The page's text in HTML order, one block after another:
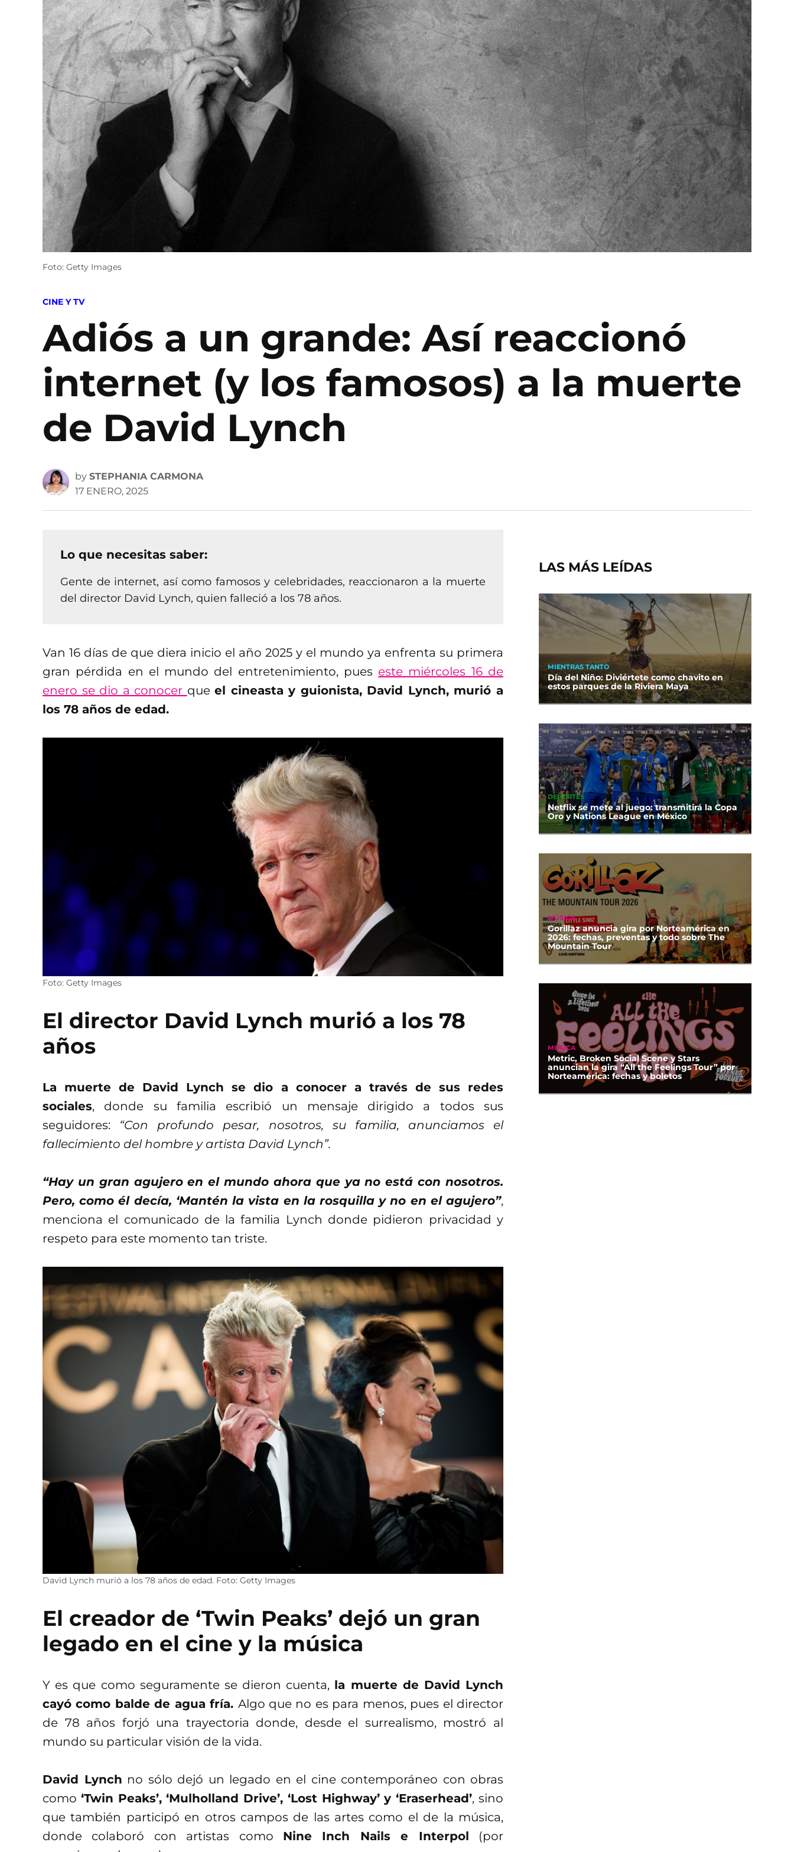
Foto: Getty Images
POSTED
CINE Y TV
Adiós a un grande: Así reaccionó
internet (y los famosos) a la muerte
de David Lynch
by STEPHANIA CARMONA
17 ENERO, 2025
Lo que necesitas saber:
Gente de internet, así como famosos y celebridades, reaccionaron a la muerte
del director David Lynch, quien falleció a los 78 años.
Van 16 días de que diera inicio el año 2025 y el mundo ya enfrenta su primera
gran pérdida en el mundo del entretenimiento, pues este miércoles 16 de
enero se dio a conocer queel cineasta y guionista, David Lynch, murió a
los 78 años de edad.
Foto: Getty Images
El director David Lynch murió a los 78
años
La muerte de David Lynch se dio a conocer a través de sus redes
sociales, donde su familia escribió un mensaje dirigido a todos sus
seguidores: “Con profundo pesar, nosotros, su familia, anunciamos el
fallecimiento del hombre y artista David Lynch”.
“Hay un gran agujero en el mundo ahora que ya no está con nosotros.
Pero, como él decía, ‘Mantén la vista en la rosquilla y no en el agujero”,
menciona el comunicado de la familia Lynch donde pidieron privacidad y
respeto para este momento tan triste.
David Lynch murió a los 78 años de edad. Foto: Getty Images
El creador de ‘Twin Peaks’ dejó un gran
legado en el cine y la música
Y es que como seguramente se dieron cuenta, la muerte de David Lynch
cayó como balde de agua fría. Algo que no es para menos, pues el director
de 78 años forjó una trayectoria donde, desde el surrealismo, mostró al
mundo su particular visión de la vida.
David Lynch no sólo dejó un legado en el cine contemporáneo con obras
como ‘Twin Peaks’, ‘Mulholland Drive’, ‘Lost Highway’ y ‘Eraserhead’, sino
que también participó en otros campos de las artes como el de la música,
donde colaboró con artistas como Nine Inch Nails e Interpol (por
LAS MÁS LEÍDAS
MIENTRAS TANTO
Día del Niño: Diviértete como chavito en
estos parques de la Riviera Maya
DEPORTES
Netflix se mete al juego: transmitirá la Copa
Oro y Nations League en México
MÚSICA
Gorillaz anuncia gira por Norteamérica en
2026: fechas, preventas y todo sobre The
Mountain Tour
MÚSICA
Metric, Broken Social Scene y Stars
anuncian la gira “All the Feelings Tour” por
Norteamérica: fechas y boletos